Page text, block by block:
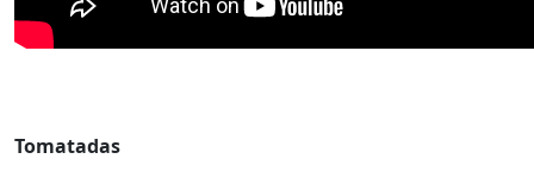
Tomatadas